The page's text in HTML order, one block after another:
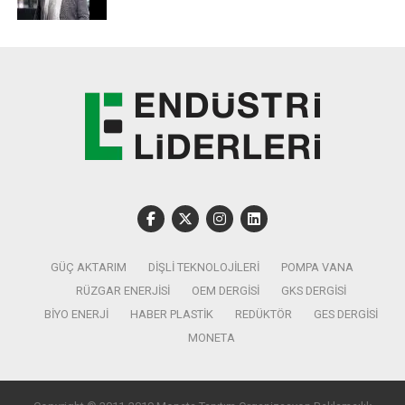
rekabetçiliğinin ön plana çıkarılacağı fuarlar, katılımcılara
yeni alanlar da açacak fuarlar sırasında düzenlenecek
kimya sektörünün tek yayın platformu Turkchem
TV Youtube kanalından canlı yayınlanacak.
GÜÇ AKTARIM DIŞLI TEKNOLOJILERI
POMPA VANA
RÜZGAR ENERJISI
OEM DERGISI
GKS DERGISI
BIYO ENERJI
HABER PLASTIK REDÜKTÖR
GES DERGISI
MONETA